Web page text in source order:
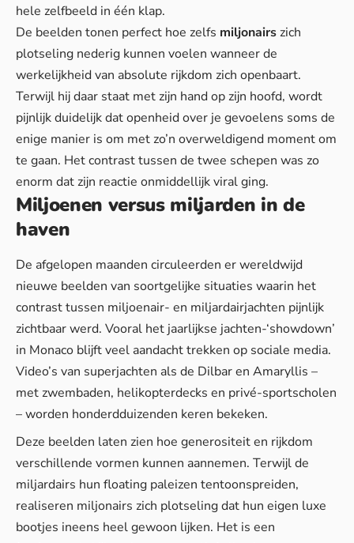
hele zelfbeeld in één klap.
De beelden tonen perfect hoe zelfs miljonairszich
plotseling nederig kunnen voelen wanneer de
werkelijkheid van absolute rijkdom zich openbaart.
Terwijl hij daar staat met zijn hand op zijn hoofd, wordt
pijnlijk duidelijk datopenheid over je gevoelens soms de
enige manier is om met zo’n overweldigend moment om
te gaan. Het contrast tussen de twee schepen was zo
enorm dat zijn reactie onmiddellijk viral ging.
Miljoenen versus miljarden in de
haven
De afgelopen maanden circuleerden er wereldwijd
nieuwe beelden van soortgelijke situaties waarin het
contrast tussen miljoenair- en miljardairjachten pijnlijk
zichtbaar werd. Vooral het jaarlijkse jachten-‘showdown’
in Monaco blijft veel aandacht trekken op sociale media.
Video’s van superjachten als de Dilbar en Amaryllis –
met zwembaden, helikopterdecks en privé-sportscholen
– worden honderdduizenden keren bekeken.
Deze beelden laten zien hoe generositeit en rijkdom
verschillende vormen kunnen aannemen. Terwijl de
miljardairs hun floating paleizen tentoonspreiden,
realiseren miljonairs zich plotseling dat hun eigen luxe
bootjes ineens heel gewoon lijken. Het is een